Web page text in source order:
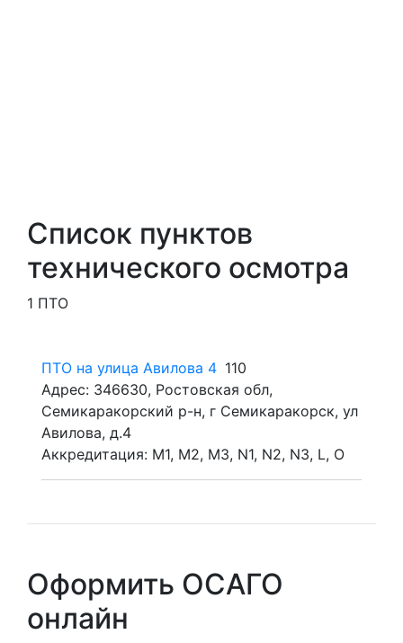
Список пунктов
технического осмотра
1 ПТО
ПТО на улица Авилова 4 110
Адрес: 346630, Ростовская обл,
Семикаракорский р-н, г Семикаракорск, ул
Авилова, д.4
Аккредитация: M1, M2, M3, N1, N2, N3, L, O
Оформить ОСАГО
онлайн